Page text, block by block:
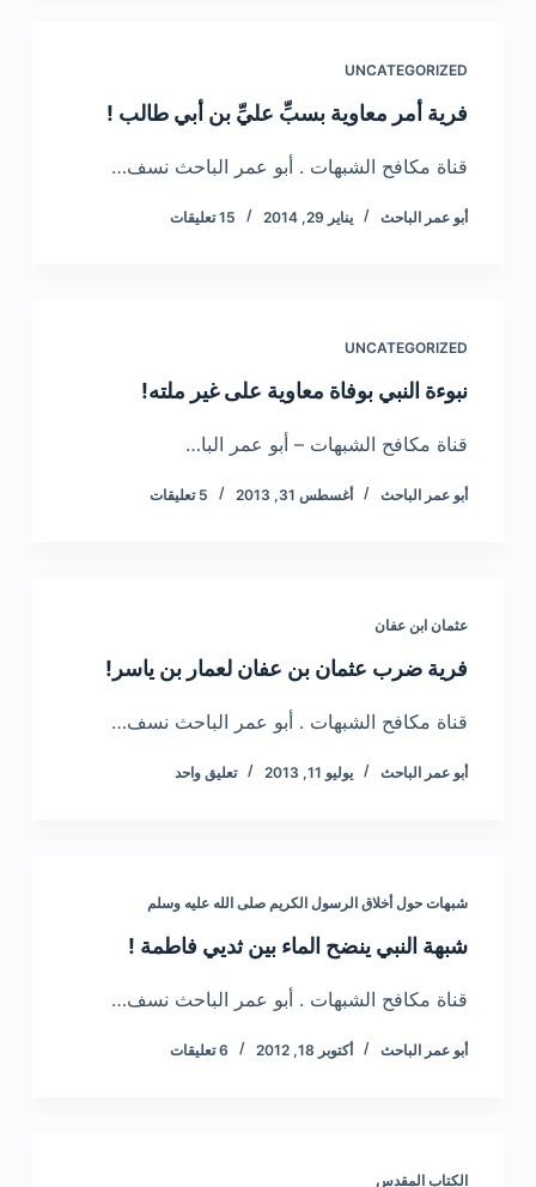
UNCATEGORIZED
فرية أمر معاوية بسبِّ عليِّ بن أبي طالب !
قناة مكافح الشبهات . أبو عمر الباحث نسف…
أبو عمر الباحث يناير 29, 2014 15 تعليقات
UNCATEGORIZED
نبوءة النبي بوفاة معاوية على غير ملته!
قناة مكافح الشبهات – أبو عمر البا…
أبو عمر الباحث أغسطس 31, 2013 5 تعليقات
عثمان ابن عفان
فرية ضرب عثمان بن عفان لعمار بن ياسر!
قناة مكافح الشبهات . أبو عمر الباحث نسف…
أبو عمر الباحث يوليو 11, 2013 تعليق واحد
شبهات حول أخلاق الرسول الكريم صلى الله عليه وسلم
شبهة النبي ينضح الماء بين ثديي فاطمة !
قناة مكافح الشبهات . أبو عمر الباحث نسف…
أبو عمر الباحث أكتوبر 18, 2012 6 تعليقات
الكتاب المقدس